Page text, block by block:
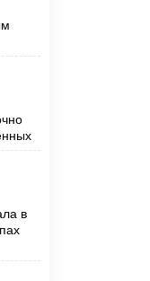
в